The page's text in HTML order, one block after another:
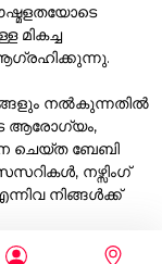
മികച്ച
നൽകുന്നതിൽ
ആരോഗ്യം,
ചെയ്ത ബേബി
നഴ്സിംഗ്
നിങ്ങൾക്ക്